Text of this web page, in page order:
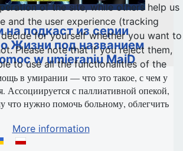
подкаст из серии
Жизни под названием
w umieraniu MaiD
в умирании — что это такое, с чем у
Ассоциируется с паллиативной опекой,
что нужно помочь больному, облегчить
of the site, while others help us
and the user experience (tracking
for yourself whether you want to
Please note that if you reject them,
to use all the functionalities of the
More information